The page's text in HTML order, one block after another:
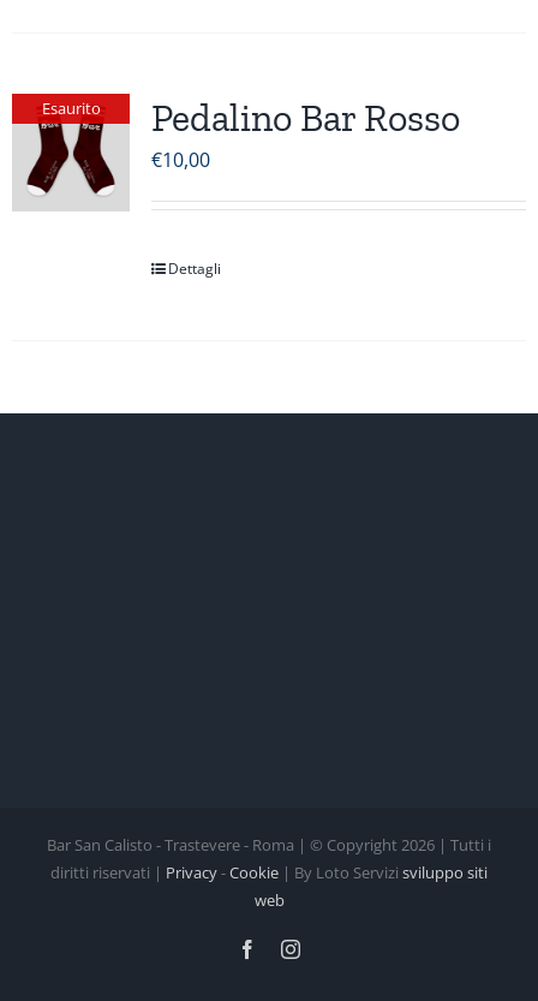
Esaurito Pedalino Bar Rosso
€10,00
Dettagli
Bar San Calisto - Trastevere - Roma | © Copyright 2026 | Tutti i
diritti riservati | Privacy-Cookie | By Loto Servizi sviluppo siti
web
FacebookInstagram